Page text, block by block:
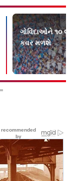
ગોવિંદાઓને ૧૦
કવર મળશે